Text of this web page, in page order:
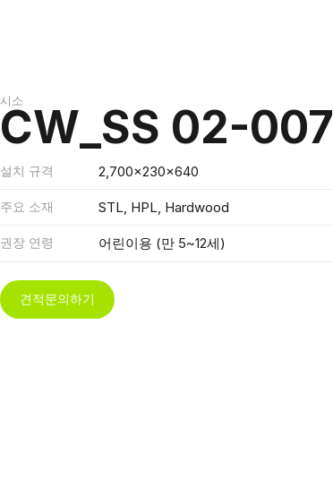
시소
CW_SS 02-007
설치 규격 2,700x230x640
주요 소재 STL, HPL, Hardwood
권장 연령 어린이용 (만 5~12세)
견적문의하기